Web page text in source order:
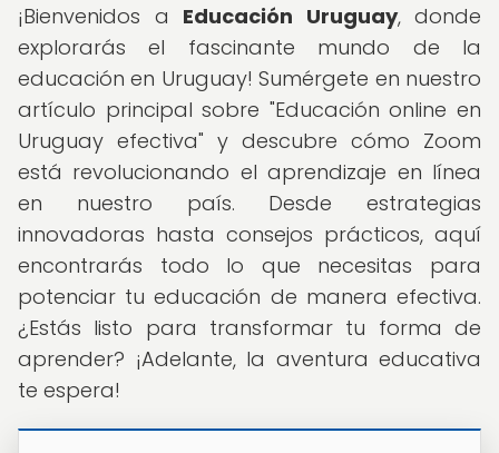
¡Bienvenidos a Educación Uruguay, donde
explorarás el fascinante mundo de la
educación en Uruguay! Sumérgete en nuestro
artículo principal sobre "Educación online en
Uruguay efectiva" y descubre cómo Zoom
está revolucionando el aprendizaje en línea
en nuestro país. Desde estrategias
innovadoras hasta consejos prácticos, aquí
encontrarás todo lo que necesitas para
potenciar tu educación de manera efectiva.
¿Estás listo para transformar tu forma de
aprender? ¡Adelante, la aventura educativa
te espera!